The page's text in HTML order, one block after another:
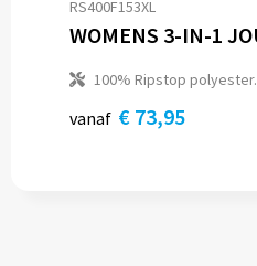
RS400F153XL
100% Ripstop polyester.
vanaf € 73,95